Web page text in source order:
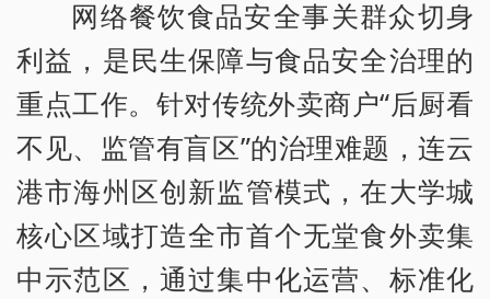
网络餐饮食品安全事关群众切身
利益，是民生保障与食品安全治理的
重点工作。针对传统外卖商户“后厨看
不见、监管有盲区”的治理难题，连云
港市海州区创新监管模式，在大学城
核心区域打造全市首个无堂食外卖集
中示范区，通过集中化运营、标准化